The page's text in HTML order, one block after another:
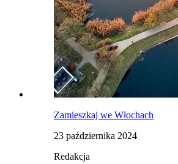
Zamieszkaj we Włochach
23 października 2024
Redakcja